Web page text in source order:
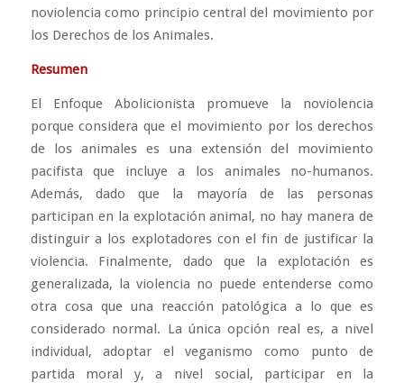
noviolencia como principio central del movimiento por
los Derechos de los Animales.
Resumen
El Enfoque Abolicionista promueve la noviolencia
porque considera que el movimiento por los derechos
de los animales es una extensión del movimiento
pacifista que incluye a los animales no-humanos.
Además, dado que la mayoría de las personas
participan en la explotación animal, no hay manera de
distinguir a los explotadores con el fin de justificar la
violencia. Finalmente, dado que la explotación es
generalizada, la violencia no puede entenderse como
otra cosa que una reacción patológica a lo que es
considerado normal. La única opción real es, a nivel
individual, adoptar el veganismo como punto de
partida moral y, a nivel social, participar en la